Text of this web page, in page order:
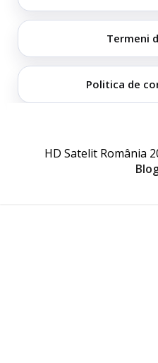
Termeni
Politica de
HD Satelit România